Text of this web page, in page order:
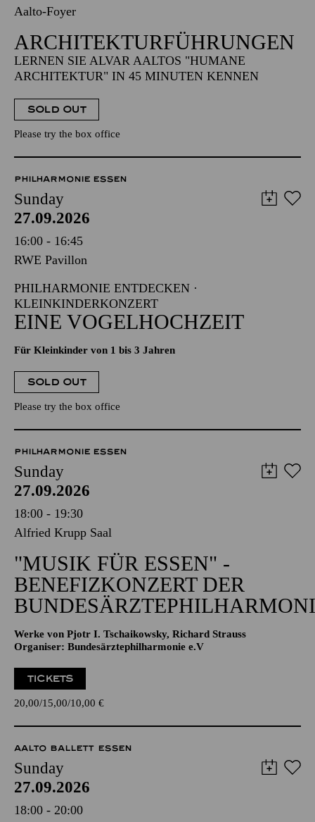
Aalto-Foyer
ARCHITEKTUR­FÜHRUNGEN
LERNEN SIE ALVAR AALTOS "HUMANE
ARCHITEKTUR" IN 45 MINUTEN KENNEN
SOLD OUT
Please try the box office
PHILHARMONIE ESSEN
Sunday
27.09.2026
16:00 - 16:45
RWE Pavillon
PHILHARMONIE ENTDECKEN ·
KLEINKINDERKONZERT
EINE VOGELHOCHZEIT
Für Kleinkinder von 1 bis 3 Jahren
SOLD OUT
Please try the box office
PHILHARMONIE ESSEN
Sunday
27.09.2026
18:00 - 19:30
Alfried Krupp Saal
"MUSIK FÜR ESSEN" -
BENEFIZKONZERT DER
Werke von Pjotr I. Tschaikowsky, Richard Strauss
Organiser: Bundesärztephilharmonie e.V
TICKETS
20,00 15,00 10,00 €
AALTO BALLETT ESSEN
Sunday
27.09.2026
18:00 - 20:00